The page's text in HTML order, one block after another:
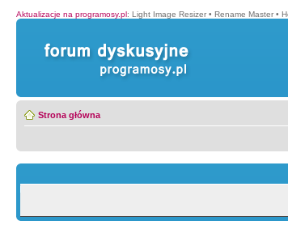
Aktualizacje na programosy.pl: Light Image Resizer • Rename Master •
Strona główna